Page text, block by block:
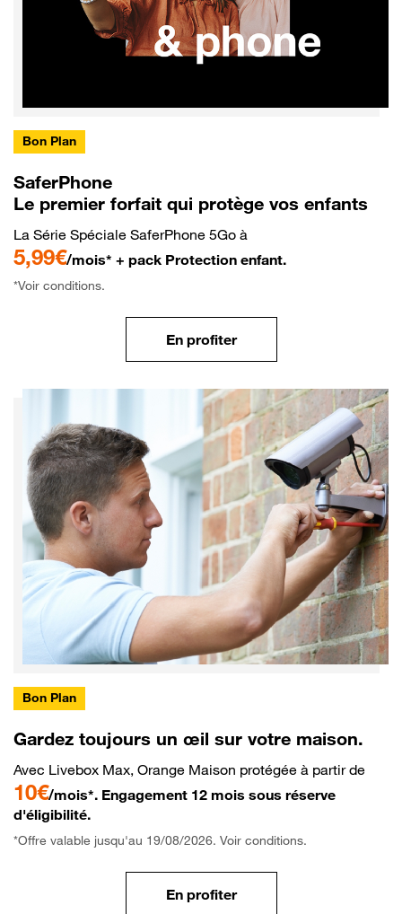
Bon Plan
SaferPhone
Le premier forfait qui protège vos enfants
La Série Spéciale SaferPhone 5Go à
5,99€/mois* + pack Protection enfant.
*Voir conditions.
En profiter
Bon Plan
Gardez toujours un œil sur votre maison.
Avec Livebox Max, Orange Maison protégée à partir de
10€/mois*. Engagement 12 mois sous réserve
d'éligibilité.
*Offre valable jusqu'au 19/08/2026. Voir conditions.
En profiter